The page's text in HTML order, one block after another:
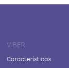
VIBER
Características